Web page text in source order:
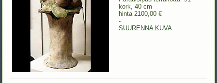
kork, 40 cm
hinta 2100,00 €
-
SUURENNA KUVA